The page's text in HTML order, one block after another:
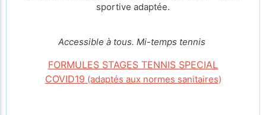
sportive adaptée.
Accessible à tous. Mi-temps tennis
FORMULES STAGES TENNIS SPECIAL
COVID19 (adaptés aux normes sanitaires)